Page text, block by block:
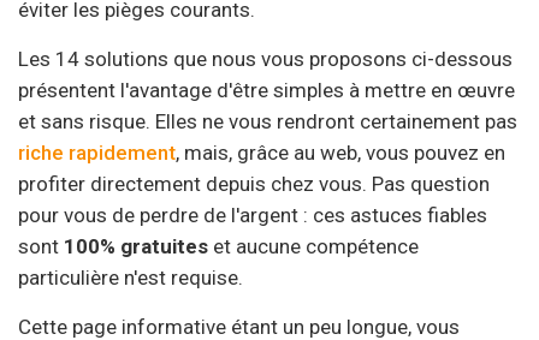
éviter les pièges courants.
Les 14 solutions que nous vous proposons ci-dessous
présentent l'avantage d'être simples à mettre en œuvre
et sans risque. Elles ne vous rendront certainement pas
riche rapidement, mais, grâce au web, vous pouvez en
profiter directement depuis chez vous. Pas question
pour vous de perdre de l'argent : ces astuces fiables
sont 100% gratuites et aucune compétence
particulière n'est requise.
Cette page informative étant un peu longue, vous